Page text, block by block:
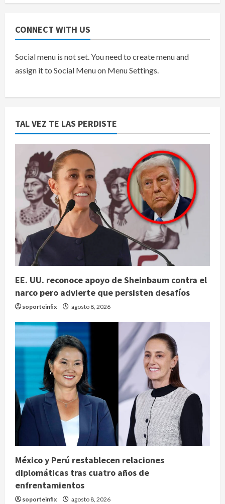
CONNECT WITH US
Social menu is not set. You need to create menu and
assign it to Social Menu on Menu Settings.
TAL VEZ TE LAS PERDISTE
EE. UU. reconoce apoyo de Sheinbaum contra el
narco pero advierte que persisten desafíos
soporteinfix agosto 8, 2026
México y Perú restablecen relaciones
diplomáticas tras cuatro años de
enfrentamientos
soporteinfix agosto 8, 2026